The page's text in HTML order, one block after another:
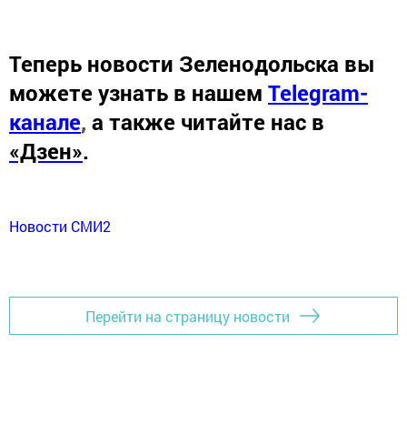
Теперь новости Зеленодольска вы
можете узнать в нашем Telegram-
канале, а также читайте нас в
«Дзен».
Новости СМИ2
Перейти на страницу новости